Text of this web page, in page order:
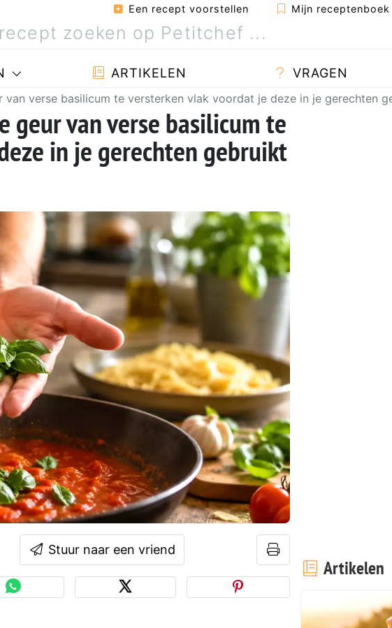
Een recept voorstellen Mijn receptenboek
ARTIKELEN VRAGEN
van verse basilicum te versterken vlak voordat je deze in je gerechten
geur van verse basilicum te
in je gerechten gebruikt
Stuur naar een vriend
Artikelen